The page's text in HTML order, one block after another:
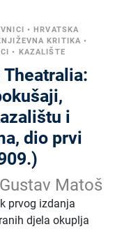
•HRVATSKA
KRITIKA •
• KAZALIŠTE
Theatralia:
i
dio prvi
Matoš
prvog izdanja
djela okuplja